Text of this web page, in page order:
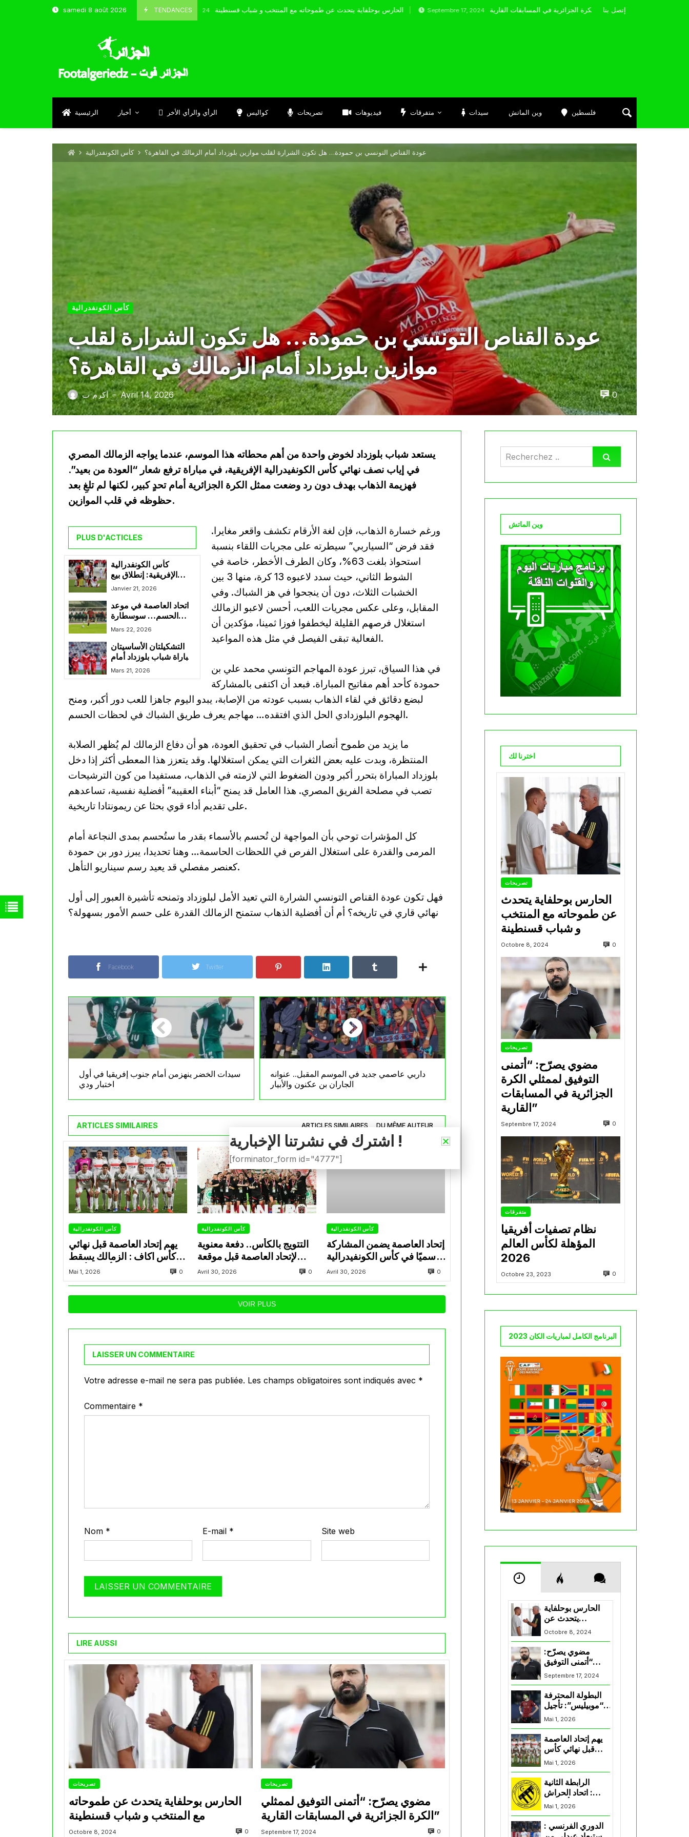
samedi 8 août 2026 TENDANCES
Octobre 8, 2024 الحارس بوحلفاية يتحدث عن طموحاته مع المنتخب و شباب قسنطينة Septembre 17, 2024 إتصل بنا
الرئيسية أخبار الرأي والرأي الأخر كواليس تصريحات فيديوهات متفرقات سيدات وين الماتش فلسطين
كأس الكونفدرالية عودة القناص التونسي بن حمودة… هل تكون الشرارة لقلب موازين بلوزداد أمام الزمالك في القاهرة؟
كأس الكونفدرالية
عودة القناص التونسي بن حمودة… هل تكون الشرارة لقلب
موازين بلوزداد أمام الزمالك في القاهرة؟
أكرم ب — Avril 14, 2026 0
يستعد شباب بلوزداد لخوض واحدة من أهم محطاته هذا الموسم، عندما يواجه الزمالك المصري
في إياب نصف نهائي كأس الكونفيدرالية الإفريقية، في مباراة ترفع شعار “العودة من بعيد”.
فهزيمة الذهاب بهدف دون رد وضعت ممثل الكرة الجزائرية أمام تحدٍ كبير، لكنها لم تلغِ بعد
حظوظه في قلب الموازين.
PLUS D'ACTICLES
كأس الكونفدرالية
الإفريقية: إنطلاق بيع
تذاكر مباراة شباب بلوزداد
الجنوب إفريقي
Janvier 21, 2026
اتحاد العاصمة في موعد
الحسم… سوسطارة
تبحث عن عبور تاريخي
الكونفدرالية
Mars 22, 2026
التشكيلتان الأساسيتان
لمباراة شباب بلوزداد أمام
النادي المصري
البورسعيدي
Mars 21, 2026
ورغم خسارة الذهاب، فإن لغة الأرقام تكشف واقعر مغايرا.
فقد فرض “السياربي” سيطرته على مجريات اللقاء بنسبة
استحواذ بلغت 63%، وكان الطرف الأخطر، خاصة في
الشوط الثاني، حيث سدد لاعبوه 13 كرة، منها 3 بين
الخشبات الثلاث، دون أن ينجحوا في هز الشباك. وفي
المقابل، وعلى عكس مجريات اللعب، أحسن لاعبو الزمالك
استغلال فرصهم القليلة ليخطفوا فوزا ثمينا، مؤكدين أن
الفعالية تبقى الفيصل في مثل هذه المواعيد.
في هذا السياق، تبرز عودة المهاجم التونسي محمد علي بن
حمودة كأحد أهم مفاتيح المباراة. فبعد أن اكتفى بالمشاركة
لبضع دقائق في لقاء الذهاب بسبب عودته من الإصابة، يبدو اليوم جاهزا للعب دور أكبر، ومنح
الهجوم البلوزدادي الحل الذي افتقده… مهاجم يعرف طريق الشباك في لحظات الحسم.
ما يزيد من طموح أنصار الشباب في تحقيق العودة، هو أن دفاع الزمالك لم يُظهر الصلابة
المنتظرة، وبدت عليه بعض الثغرات التي يمكن استغلالها. وقد يتعزز هذا المعطى أكثر إذا دخل
بلوزداد المباراة بتحرر أكبر ودون الضغوط التي لازمته في الذهاب، مستفيدا من كون الترشيحات
تصب في مصلحة الفريق المصري. هذا العامل قد يمنح “أبناء العقيبة” أفضلية نفسية، تساعدهم
على تقديم أداء قوي بحثا عن ريمونتادا تاريخية.
كل المؤشرات توحي بأن المواجهة لن تُحسم بالأسماء بقدر ما ستُحسم بمدى النجاعة أمام
المرمى والقدرة على استغلال الفرص في اللحظات الحاسمة… وهنا تحديدا، يبرز دور بن حمودة
كعنصر مفصلي قد يعيد رسم سيناريو التأهل.
فهل تكون عودة القناص التونسي الشرارة التي تعيد الأمل لبلوزداد وتمنحه تأشيرة العبور إلى أول
نهائي قاري في تاريخه؟ أم أن أفضلية الذهاب ستمنح الزمالك القدرة على حسم الأمور بسهولة؟
Facebook Twitter
سيدات الخضر ينهزمن أمام جنوب إفريقيا في أول
اختبار ودي
داربي عاصمي جديد في الموسم المقبل.. عنوانه
الجاران بن عكنون والأبيار
ARTICLES SIMILAIRES ARTICLES SIMILAIRES DU MÊME AUTEUR
كأس الكونفدرالية
يهم إتحاد العاصمة قبل نهائي
كأس اكاف : الزمالك يسقط
Mai 1, 2026 0
كأس الكونفدرالية
التتويج بالكأس.. دفعة معنوية
لإتحاد العاصمة قبل موقعة
الزمالك في نهائي الكونفدرالية
Avril 30, 2026 0
كأس الكونفدرالية
إتحاد العاصمة يضمن المشاركة
رسميًا في كأس الكونفيدرالية
Avril 30, 2026 0
VOIR PLUS
LAISSER UN COMMENTAIRE
Votre adresse e-mail ne sera pas publiée. Les champs obligatoires sont indiqués avec *
Commentaire *
Nom * E-mail * Site web
LIRE AUSSI
تصريحات
الحارس بوحلفاية يتحدث عن طموحاته
مع المنتخب و شباب قسنطينة
Octobre 8, 2024 0
تصريحات
مضوي يصرّح: “أتمنى التوفيق لممثلي
الكرة الجزائرية في المسابقات القارية”
Septembre 17, 2024 0
وين الماتش
اخترنا لك
تصريحات
الحارس بوحلفاية يتحدث
عن طموحاته مع المنتخب
و شباب قسنطينة
Octobre 8, 2024 0
تصريحات
مضوي يصرّح: “أتمنى
التوفيق لممثلي الكرة
الجزائرية في المسابقات
القارية”
Septembre 17, 2024 0
متفرقات
نظام تصفيات أفريقيا
المؤهلة لكأس العالم
2026
Octobre 23, 2023 0
البرنامج الكامل لمباريات الكان 2023
الحارس بوحلفاية
يتحدث عن
طموحاته مع
المنتخب و شباب
قسنطينة
Octobre 8, 2024
مضوي يصرّح:
“أتمنى التوفيق
لممثلي الكرة
الجزائرية في
Septembre 17, 2024
البطولة المحترفة
“موبيليس”: تأجيل
مباراة إتحاد
العاصمة وأتلتيك
بارادو
Mai 1, 2026
يهم إتحاد العاصمة
قبل نهائي كأس
اكاف : الزمالك
يسقط بثلاثية أمام
Mai 1, 2026
الرابطة الثانية
: اتحاد الحراش
يحسم التأهل إلى
“البلاي أوف”
Mai 1, 2026
الدوري الفرنسي :
اشترك في نشرتنا الإخبارية !
[forminator_form id="4777"]